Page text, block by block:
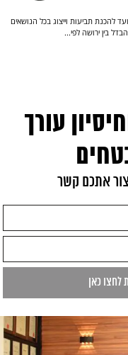
להכנת תביעות וייצוג בכל הנושאים
בין ירושה לפי...
עורך
אתכם קשר